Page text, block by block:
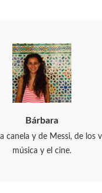
Bárbara
canela y de Messi, de los
música y el cine.